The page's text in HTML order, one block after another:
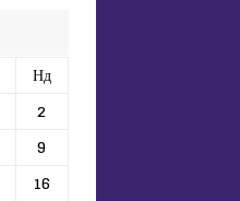
Нд
2
9
16